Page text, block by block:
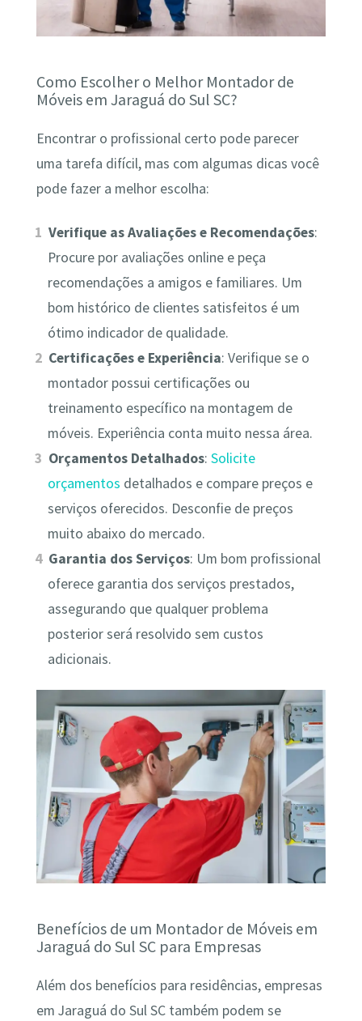
Como Escolher o Melhor Montador de
Móveis em Jaraguá do Sul SC?
Encontrar o profissional certo pode parecer
uma tarefa difícil, mas com algumas dicas você
pode fazer a melhor escolha:
Verifique as Avaliações e Recomendações:
Procure por avaliações online e peça
recomendações a amigos e familiares. Um
bom histórico de clientes satisfeitos é um
ótimo indicador de qualidade.
Certificações e Experiência: Verifique se o
montador possui certificações ou
treinamento específico na montagem de
móveis. Experiência conta muito nessa área.
Orçamentos Detalhados:Solicite
orçamentos detalhados e compare preços e
serviços oferecidos. Desconfie de preços
muito abaixo do mercado.
Garantia dos Serviços: Um bom profissional
oferece garantia dos serviços prestados,
assegurando que qualquer problema
posterior será resolvido sem custos
adicionais.
Benefícios de um Montador de Móveis em
Jaraguá do Sul SC para Empresas
Além dos benefícios para residências, empresas
em Jaraguá do Sul SC também podem se